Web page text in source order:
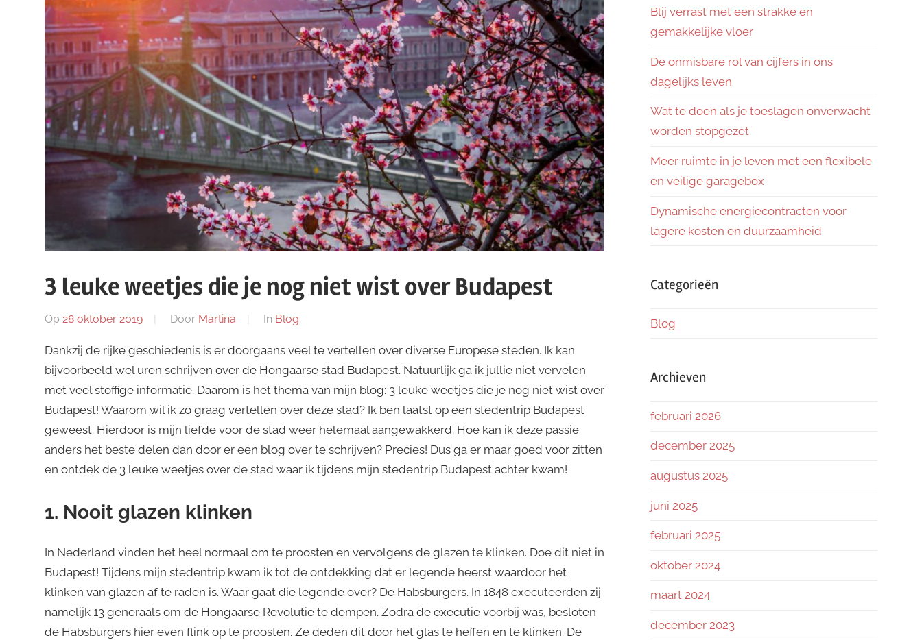
3 leuke weetjes die je nog niet wist over Budapest
Op 28 oktober 2019 Door Martina In Blog
Dankzij de rijke geschiedenis is er doorgaans veel te vertellen over diverse Europese steden. Ik kan
bijvoorbeeld wel uren schrijven over de Hongaarse stad Budapest. Natuurlijk ga ik jullie niet vervelen
met veel stoffige informatie. Daarom is het thema van mijn blog: 3 leuke weetjes die je nog niet wist over
Budapest! Waarom wil ik zo graag vertellen over deze stad? Ik ben laatst op een stedentrip Budapest
geweest. Hierdoor is mijn liefde voor de stad weer helemaal aangewakkerd. Hoe kan ik deze passie
anders het beste delen dan door er een blog over te schrijven? Precies! Dus ga er maar goed voor zitten
en ontdek de 3 leuke weetjes over de stad waar ik tijdens mijn stedentrip Budapest achter kwam!
1. Nooit glazen klinken
In Nederland vinden het heel normaal om te proosten en vervolgens de glazen te klinken. Doe dit niet in
Budapest! Tijdens mijn stedentrip kwam ik tot de ontdekking dat er legende heerst waardoor het
klinken van glazen af te raden is. Waar gaat die legende over? De Habsburgers. In 1848 executeerden zij
namelijk 13 generaals om de Hongaarse Revolutie te dempen. Zodra de executie voorbij was, besloten
de Habsburgers hier even flink op te proosten. Ze deden dit door het glas te heffen en te klinken. De
Blij verrast met een strakke en
gemakkelijke vloer
De onmisbare rol van cijfers in ons
dagelijks leven
Wat te doen als je toeslagen onverwacht
worden stopgezet
Meer ruimte in je leven met een flexibele
en veilige garagebox
Dynamische energiecontracten voor
lagere kosten en duurzaamheid
Categorieën
Blog
Archieven
februari 2026
december 2025
augustus 2025
juni 2025
februari 2025
oktober 2024
maart 2024
december 2023